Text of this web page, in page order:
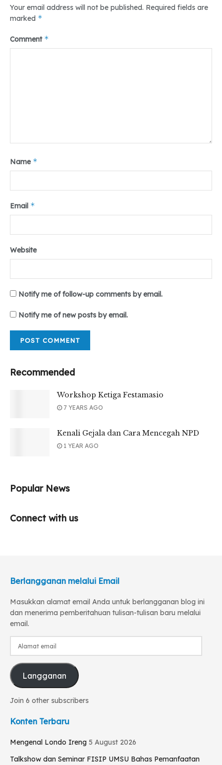
Tr : Rita Anisah
Your email address will not be published. Required fields are
marked *
Comment *
Name *
Email *
Website
Notify me of follow-up comments by email.
Notify me of new posts by email.
Recommended
Workshop Ketiga Festamasio
7 YEARS AGO
Kenali Gejala dan Cara Mencegah NPD
1 YEAR AGO
Popular News
Connect with us
Berlangganan melalui Email
Masukkan alamat email Anda untuk berlangganan blog ini
dan menerima pemberitahuan tulisan-tulisan baru melalui
email.
Langganan
Join 6 other subscribers
Konten Terbaru
Mengenal Londo Ireng 5 August 2026
Talkshow dan Seminar FISIP UMSU Bahas Pemanfaatan